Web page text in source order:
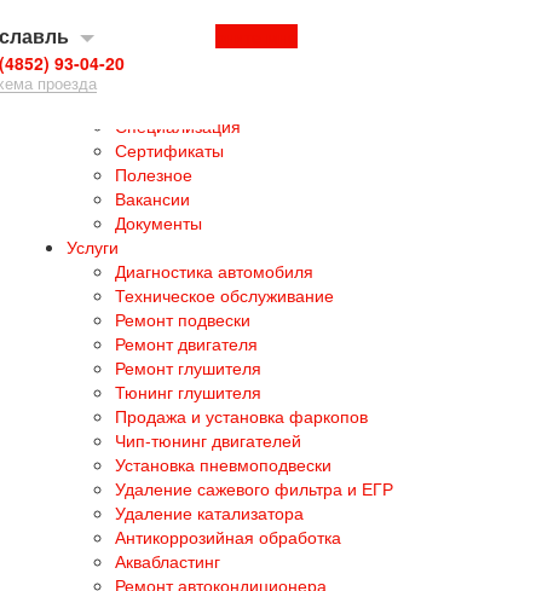
93-04-20
проезда
Специализация
Сертификаты
Полезное
Вакансии
Документы
Услуги
Диагностика автомобиля
Техническое обслуживание
Ремонт подвески
Ремонт двигателя
Ремонт глушителя
Тюнинг глушителя
Продажа и установка фаркопов
Чип-тюнинг двигателей
Установка пневмоподвески
Удаление сажевого фильтра и ЕГР
Удаление катализатора
Антикоррозийная обработка
Аквабластинг
Ремонт автокондиционера